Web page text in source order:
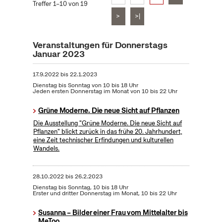
Treffer 1–10 von 19
>
>|
Veranstaltungen für Donnerstags
Januar 2023
17.9.2022bis22.1.2023
Dienstag bis Sonntag von 10 bis 18 Uhr
Jeden ersten Donnerstag im Monat von 10 bis 22 Uhr
Grüne Moderne. Die neue Sicht auf Pflanzen
Die Ausstellung "Grüne Moderne. Die neue Sicht auf
Pflanzen" blickt zurück in das frühe 20. Jahrhundert,
eine Zeit technischer Erfindungen und kulturellen
Wandels.
28.10.2022bis26.2.2023
Dienstag bis Sonntag, 10 bis 18 Uhr
Erster und dritter Donnerstag im Monat, 10 bis 22 Uhr
Susanna – Bilder einer Frau vom Mittelalter bis